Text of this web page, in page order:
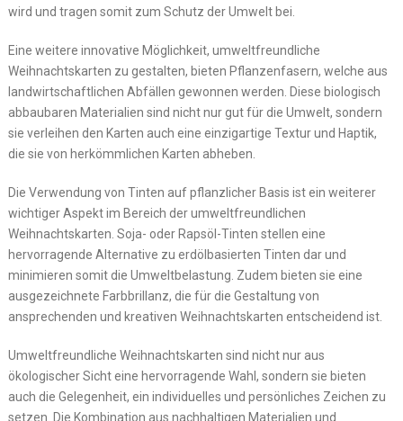
wird und tragen somit zum Schutz der Umwelt bei.
Eine weitere innovative Möglichkeit, umweltfreundliche
Weihnachtskarten zu gestalten, bieten Pflanzenfasern, welche aus
landwirtschaftlichen Abfällen gewonnen werden. Diese biologisch
abbaubaren Materialien sind nicht nur gut für die Umwelt, sondern
sie verleihen den Karten auch eine einzigartige Textur und Haptik,
die sie von herkömmlichen Karten abheben.
Die Verwendung von Tinten auf pflanzlicher Basis ist ein weiterer
wichtiger Aspekt im Bereich der umweltfreundlichen
Weihnachtskarten. Soja- oder Rapsöl-Tinten stellen eine
hervorragende Alternative zu erdölbasierten Tinten dar und
minimieren somit die Umweltbelastung. Zudem bieten sie eine
ausgezeichnete Farbbrillanz, die für die Gestaltung von
ansprechenden und kreativen Weihnachtskarten entscheidend ist.
Umweltfreundliche Weihnachtskarten sind nicht nur aus
ökologischer Sicht eine hervorragende Wahl, sondern sie bieten
auch die Gelegenheit, ein individuelles und persönliches Zeichen zu
setzen. Die Kombination aus nachhaltigen Materialien und